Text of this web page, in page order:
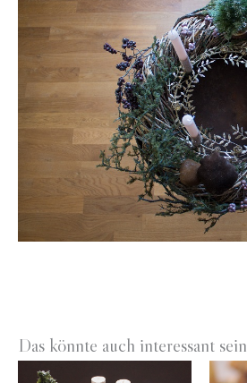
Das könnte auch interessant sein